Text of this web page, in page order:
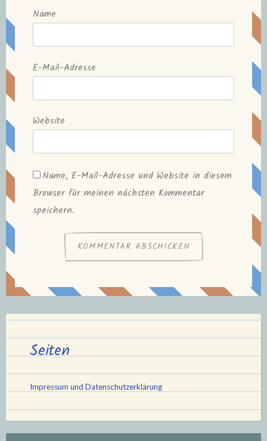
Name
E-Mail-Adresse
Website
Name, E-Mail-Adresse und Website in diesem
Browser für meinen nächsten Kommentar
speichern.
Seiten
Impressum und Datenschutzerklärung